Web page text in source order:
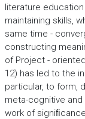
literature
maintaining skills,
same time -
constructing
of Project -
12) has led to the
particular, to form,
meta-cognitive
work of